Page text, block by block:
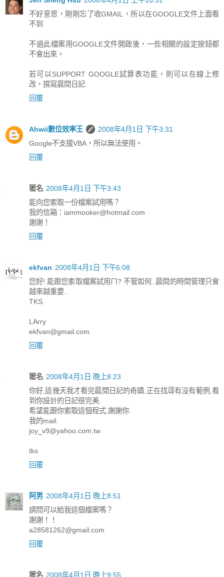
不好意思，剛剛忘了收GMAIL，所以在GOOGLE文件上面看
不到
不過此檔案用GOOGLE文件開啟後，一些相關的設定按鈕都
不會出來。
若可以SUPPORT GOOGLE試算表功能，則可以在線上修
改，撰寫晨間日記
回覆
Ahwii數位效率王
2008年4月1日 下午3:31
Google不支援VBA，所以無法使用。
回覆
匿名 2008年4月1日 下午3:43
能向您索取一份檔案試用嗎？
我的信箱：iammooker@hotmail.com
謝謝！
回覆
ekfvan 2008年4月1日 下午6:08
您好! 能跟您索取檔案試用ㄇ? 不管如何..晨間的時間管理只會
越來越重要..
TKS.
LArry
ekfvan@gmail.com
回覆
匿名 2008年4月1日 晚上8:23
你好,這幾天我才看完晨間日記的奇蹟,正在找尋有沒有範例,看
到你設計的日記很完美.
希望能跟你索取這個程式,謝謝你.
我的mail:
joy_v9@yahoo.com.tw
tks
回覆
阿男 2008年4月1日 晚上8:51
請問可以給我這個檔案嗎？
謝謝！！
a28581262@gmail.com
回覆
匿名 2008年4月1日 晚上9:55